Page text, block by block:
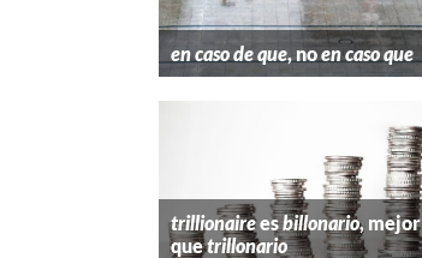
en caso de que, noen caso que
trillionaireesbillonario, mejor
quetrillonario